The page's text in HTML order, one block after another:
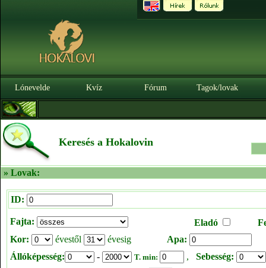
Lónevelde Kvíz Fórum Tagok/lovak
Keresés a Hokalovin
» Lovak:
ID:
Fajta: Eladó
Kor:
évestől évesig
Apa:
Állóképesség:
- T. min: , Sebesség: